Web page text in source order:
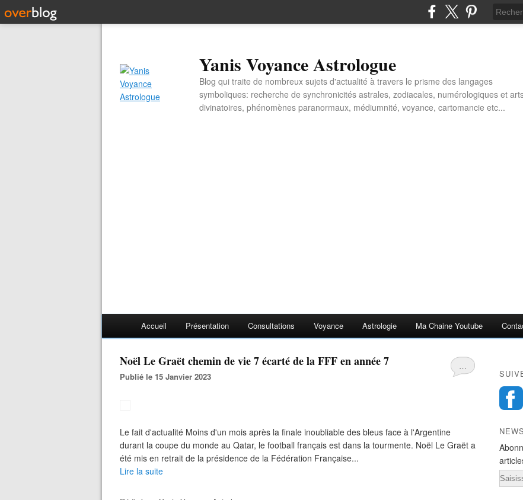
Yanis Voyance Astrologue
Blog qui traite de nombreux sujets d'actualité à travers le prisme des langages
symboliques: recherche de synchronicités astrales, zodiacales, numérologiques et
divinatoires, phénomènes paranormaux, médiumnité, voyance, cartomancie etc...
Accueil Présentation Consultations Voyance Astrologie Ma Chaine Youtube
…
Noël Le Graët chemin de vie 7 écarté de la FFF en année 7
Publié le 15 Janvier 2023
Le fait d'actualité Moins d'un mois après la finale inoubliable des bleus face à l'Argentine
durant la coupe du monde au Qatar, le football français est dans la tourmente. Noël Le Graët a
été mis en retrait de la présidence de la Fédération Française...
Lire la suite
Email